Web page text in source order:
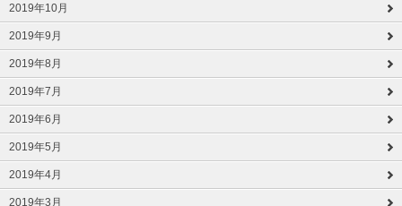
2019年10月
2019年9月
2019年8月
2019年7月
2019年6月
2019年5月
2019年4月
2019年3月